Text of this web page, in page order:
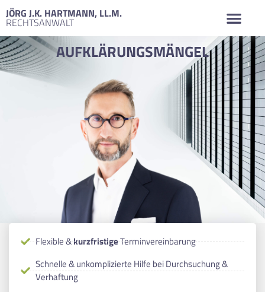
JÖRG J.K. HARTMANN, LL.M.
RECHTSANWALT
AUFKLÄRUNGSMÄNGEL
Flexible &kurzfristigeTerminvereinbarung
Schnelle & unkomplizierte Hilfe bei Durchsuchung &
Verhaftung